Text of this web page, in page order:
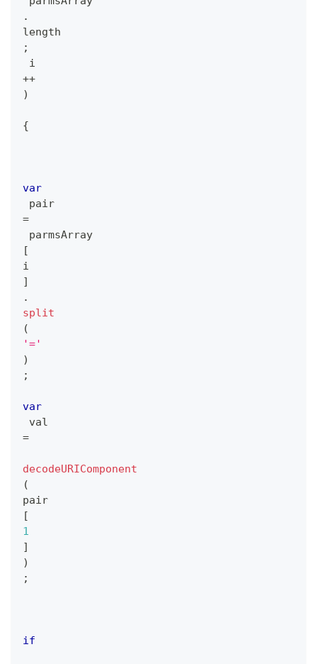
.
length
;
i
++
)
{
var
pair
=
parmsArray
[
i
]
.
split
(
'='
)
;
var
val
=
decodeURIComponent
(
pair
[
1
]
)
;
if